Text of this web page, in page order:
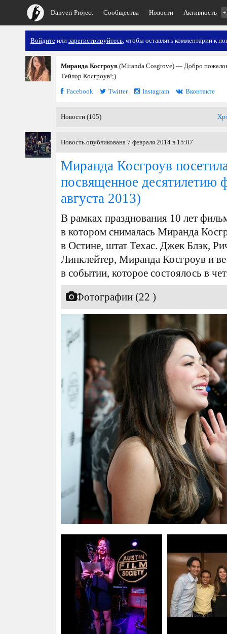
Danveri Project Сообщества Новости Активность
Войдите или зарегистрируйтесь, чтобы оставлять комментарии к
Миранда Косгроув (Miranda Cosgrove) — Добро
Тейлор Косгроув!;)
Facebook
Twitter Instagram Вконтакте
Новости (105)
Новость опубликована 7 февраля 2014 в 15:07
Миранда Косгроув
посвященное
августа 2013)
В рамках празднования 10 лет
в котором снималась Миранда
в Остине, штат Техас. Джек Блэк,
Линклейтер, Миранда Косгроув и
в событии, которое состоялось в
Фотографии (22 )